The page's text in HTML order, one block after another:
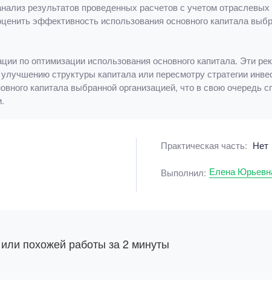
результатов проведенных расчетов с учетом отраслевых
эффективность использования основного капитала
по оптимизации использования основного капитала. Эти
структуры капитала или пересмотру стратегии
капитала выбранной организацией, что в свою очередь
Практическая часть: Нет
Выполнил: Елена
похожей работы за 2 минуты